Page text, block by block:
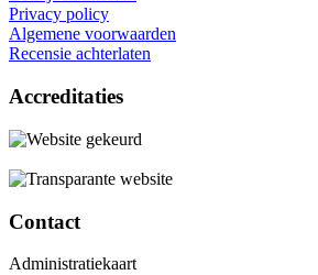
Privacy policy
Algemene voorwaarden
Recensie achterlaten
Accreditaties
Contact
Administratiekaart